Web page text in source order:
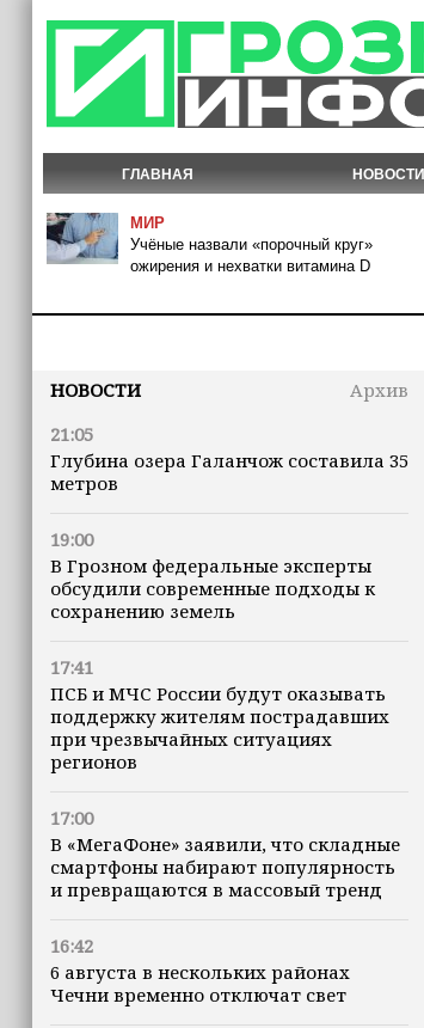
ГЛАВНАЯ НОВОСТИ
МИР
Учёные назвали «порочный круг»
ожирения и нехватки витамина D
НОВОСТИ
Архив
21:05
Глубина озера Галанчож составила 35
метров
19:00
В Грозном федеральные эксперты
обсудили современные подходы к
сохранению земель
17:41
ПСБ и МЧС России будут оказывать
поддержку жителям пострадавших
при чрезвычайных ситуациях
регионов
17:00
В «МегаФоне» заявили, что складные
смартфоны набирают популярность
и превращаются в массовый тренд
16:42
6 августа в нескольких районах
Чечни временно отключат свет